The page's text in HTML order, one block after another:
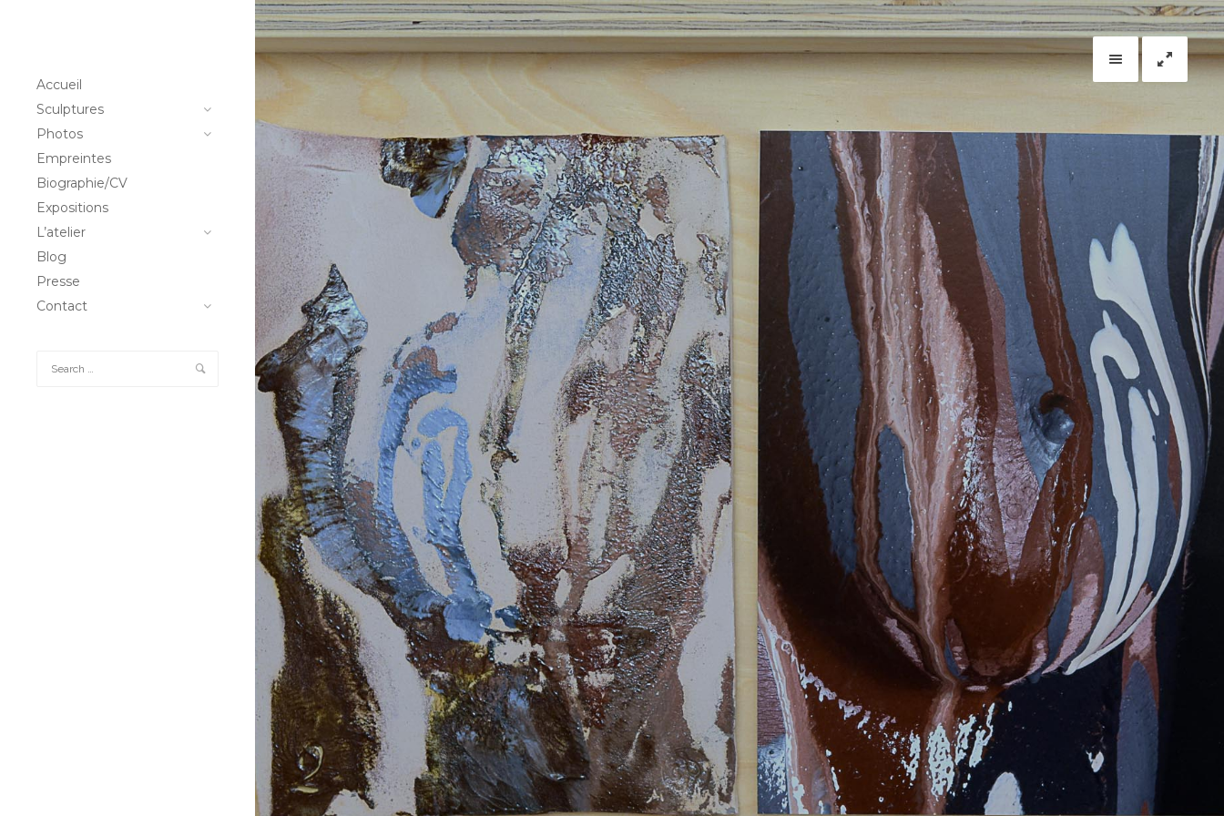
Accueil
Sculptures
Photos
Empreintes
Biographie/CV
Expositions
L’atelier
Blog
Presse
Contact
GSV_4251
GSV_4246
GSV_4239
GSV_4233
GSV_4231